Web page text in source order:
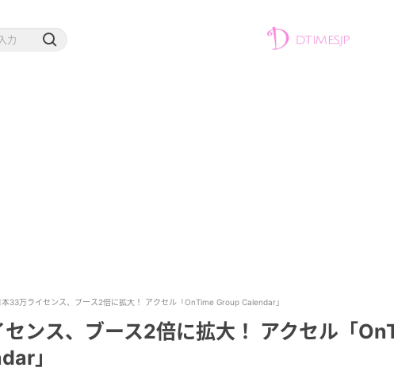
本33万ライセンス、ブース2倍に拡大！ アクセル「OnTime Group Calendar」
センス、ブース2倍に拡大！ アクセル「
」